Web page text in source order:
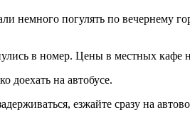
погулять по вечернему
в номер. Цены в местных кафе
доехать на автобусе.
езжайте сразу на